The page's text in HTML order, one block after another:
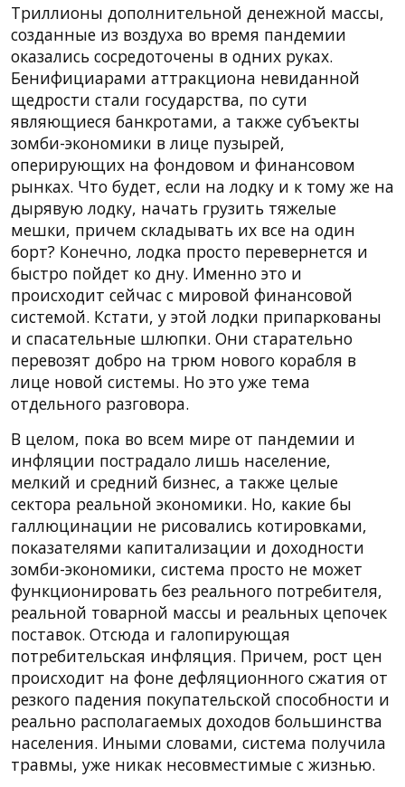
Триллионы дополнительной денежной массы,
созданные из воздуха во время пандемии
оказались сосредоточены в одних руках.
Бенифициарами аттракциона невиданной
щедрости стали государства, по сути
являющиеся банкротами, а также субъекты
зомби-экономики в лице пузырей,
оперирующих на фондовом и финансовом
рынках. Что будет, если на лодку и к тому же на
дырявую лодку, начать грузить тяжелые
мешки, причем складывать их все на один
борт? Конечно, лодка просто перевернется и
быстро пойдет ко дну. Именно это и
происходит сейчас с мировой финансовой
системой. Кстати, у этой лодки припаркованы
и спасательные шлюпки. Они старательно
перевозят добро на трюм нового корабля в
лице новой системы. Но это уже тема
отдельного разговора.
В целом, пока во всем мире от пандемии и
инфляции пострадало лишь население,
мелкий и средний бизнес, а также целые
сектора реальной экономики. Но, какие бы
галлюцинации не рисовались котировками,
показателями капитализации и доходности
зомби-экономики, система просто не может
функционировать без реального потребителя,
реальной товарной массы и реальных цепочек
поставок. Отсюда и галопирующая
потребительская инфляция. Причем, рост цен
происходит на фоне дефляционного сжатия от
резкого падения покупательской способности и
реально располагаемых доходов большинства
населения. Иными словами, система получила
травмы, уже никак несовместимые с жизнью.